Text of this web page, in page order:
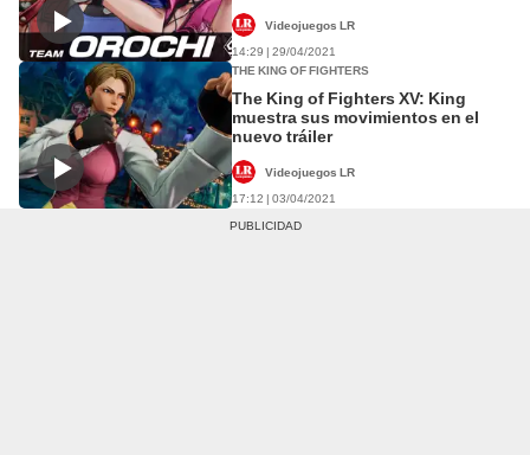
Videojuegos LR
14:29 | 29/04/2021
THE KING OF FIGHTERS
The King of Fighters XV: King
muestra sus movimientos en el
nuevo tráiler
Videojuegos LR
17:12 | 03/04/2021